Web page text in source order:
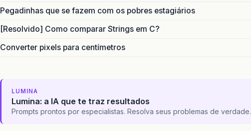
Pegadinhas que se fazem com os pobres estagiários
[Resolvido] Como comparar Strings em C?
Converter pixels para centímetros
LUMINA
Lumina: a IA que te traz resultados
Prompts prontos por especialistas. Resolva seus problemas de verdade.